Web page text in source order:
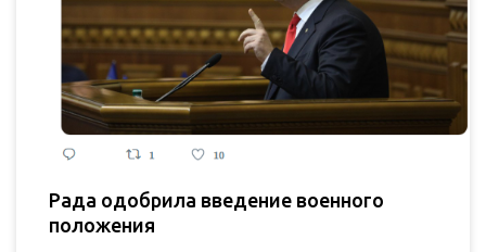
Рада одобрила введение военного
положения